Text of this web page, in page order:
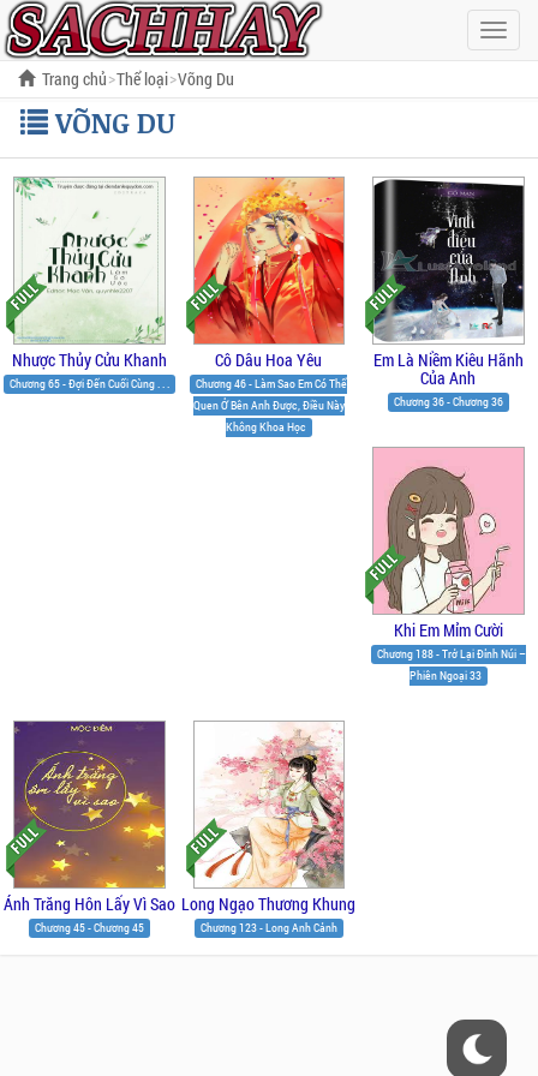
Hiện
menu
Trang chủ Thể loại Võng Du
VÕNG DU
Nhược Thủy Cửu Khanh
Chương 65 - Đợi Đến Cuối Cùng . . .
Cô Dâu Hoa Yêu
Chương 46 - Làm Sao Em Có Thể
Quen Ở Bên Anh Được, Điều Này
Không Khoa Học
Em Là Niềm Kiêu Hãnh
Của Anh
Chương 36 - Chương 36
Khi Em Mỉm Cười
Chương 188 - Trở Lại Đỉnh Núi –
Phiên Ngoại 33
Ánh Trăng Hôn Lấy Vì Sao
Chương 45 - Chương 45
Long Ngạo Thương Khung
Chương 123 - Long Anh Cảnh